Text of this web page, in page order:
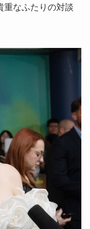
重なふたりの対談